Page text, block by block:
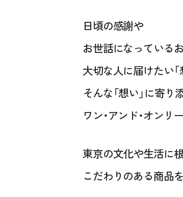
日頃の感謝や
お世話になっている
大切な人に届けたい「
そんな「想い」に寄り
ワン・アンド・オン
東京の文化や生活に
こだわりのある商品